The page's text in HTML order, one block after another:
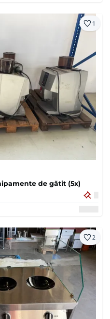
1
de gătit (5x)
2